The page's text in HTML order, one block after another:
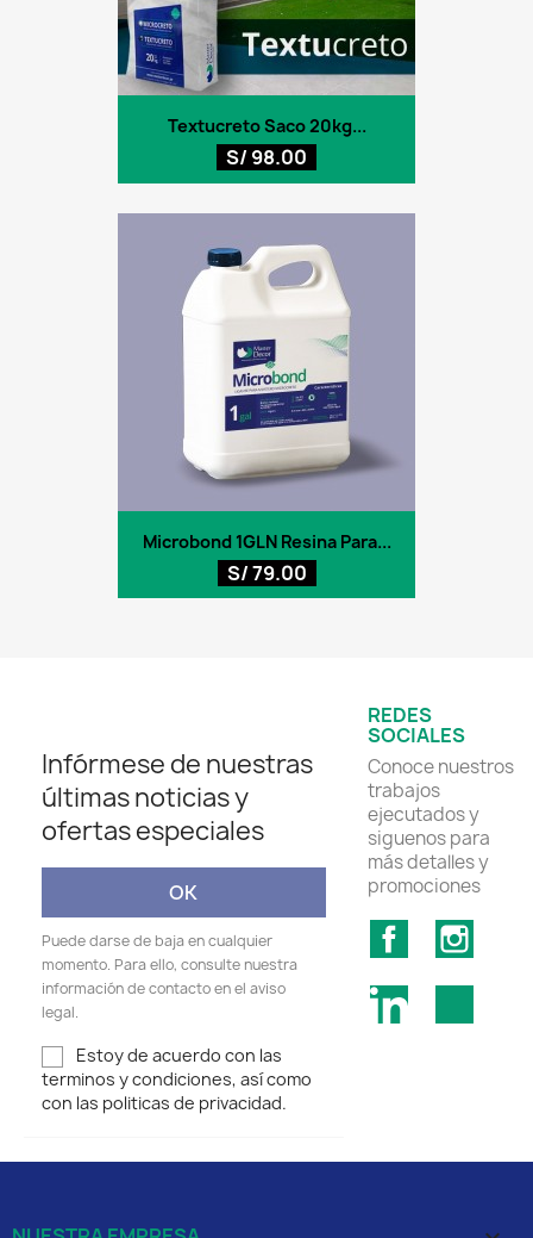
Textucreto Saco 20kg...
S/ 98.00
Microbond 1GLN Resina Para...
S/ 79.00
Infórmese de nuestras
últimas noticias y
ofertas especiales
Puede darse de baja en cualquier
momento. Para ello, consulte nuestra
información de contacto en el aviso
legal.
Estoy de acuerdo con las
terminos y condiciones, así como
con las politicas de privacidad.
REDES
SOCIALES
Conoce nuestros
trabajos
ejecutados y
siguenos para
más detalles y
promociones
Facebook
LinkedIn